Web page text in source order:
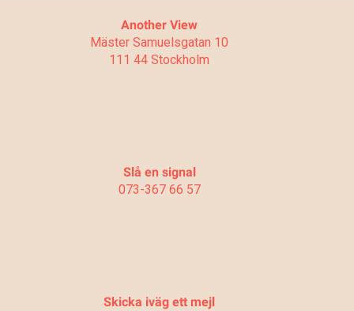
Another View
Mäster Samuelsgatan 10
111 44 Stockholm
Slå en signal
073-367 66 57
Skicka iväg ett mejl